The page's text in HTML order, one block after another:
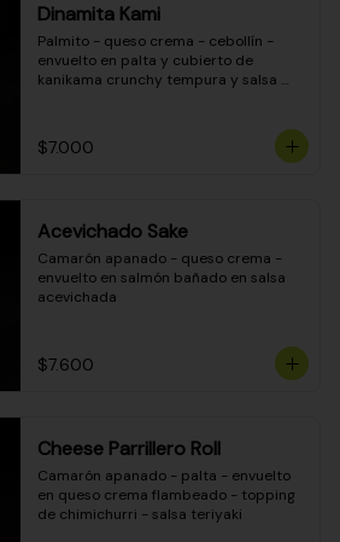
Dinamita Kami
Palmito - queso crema - cebollín -
envuelto en palta y cubierto de
kanikama crunchy tempura y salsa
$7.000
Acevichado Sake
Camarón apanado - queso crema -
envuelto en salmón bañado en salsa
acevichada
$7.600
Cheese Parrillero Roll
Camarón apanado - palta - envuelto
en queso crema flambeado - topping
de chimichurri - salsa teriyaki